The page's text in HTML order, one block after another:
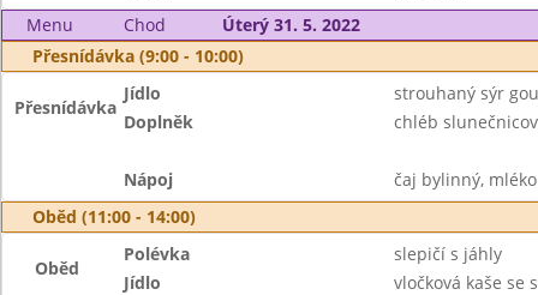
Menu
Chod
Úterý 31. 5. 2022
Přesnídávka (9:00 - 10:00)
Přesnídávka
Jídlo
strouhaný sýr
Doplněk
chléb
Nápoj
čaj bylinný, mléko
Oběd (11:00 - 14:00)
Oběd
Polévka
slepičí s jáhly
Jídlo
vločková kaše se